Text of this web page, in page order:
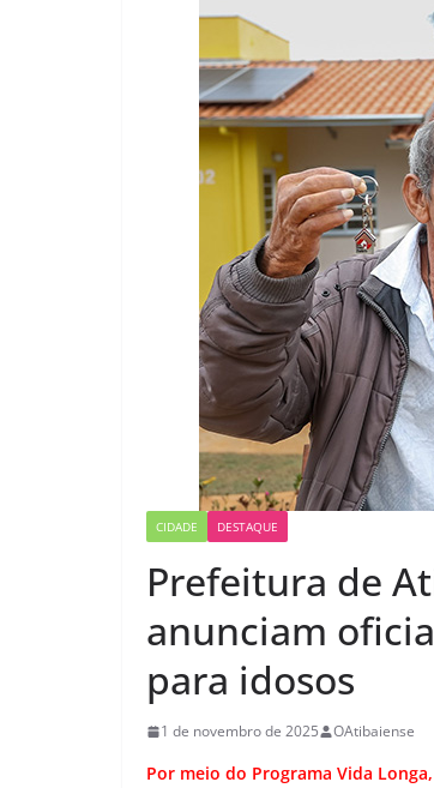
CIDADE DESTAQUE
Prefeitura de
anunciam
para idosos
1 de novembro de 2025 OAtibaiense
Por meio do Programa Vida